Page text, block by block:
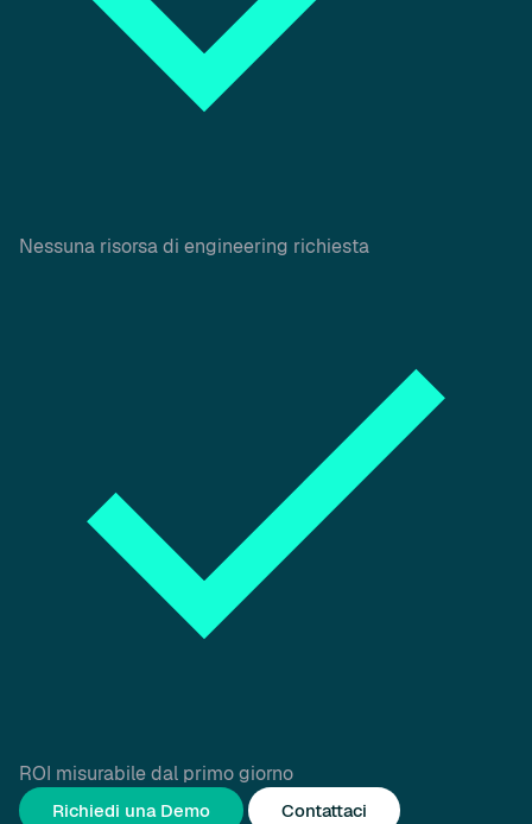
Nessuna risorsa di engineering richiesta
ROI misurabile dal primo giorno
Richiedi una Demo Contattaci